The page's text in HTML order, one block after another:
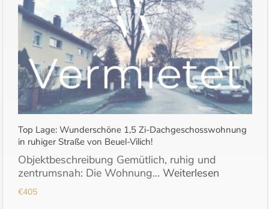
Top Lage: Wunderschöne 1,5 Zi-Dachgeschosswohnung
in ruhiger Straße von Beuel-Vilich!
Objektbeschreibung Gemütlich, ruhig und
zentrumsnah: Die Wohnung… Weiterlesen
€405